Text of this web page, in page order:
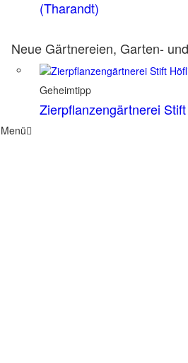
(Tharandt)
Neue Gärtnereien, Garten-
Geheimtipp
Zierpflanzengärtnerei
Menü